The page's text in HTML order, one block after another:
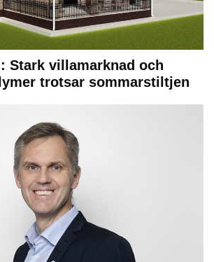
Stark villamarknad och
trotsar sommarstiltjen